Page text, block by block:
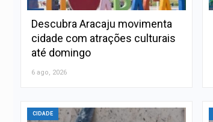
Descubra Aracaju movimenta
cidade com atrações culturais
até domingo
6 ago, 2026
CIDADE